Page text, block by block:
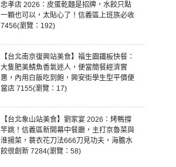
忠孝店 2026：皮蛋乾麵是招牌，水餃只點
一顆也可以，太貼心了！信義區上班族必收
7456(瀏覽：192)
【台北南京復興站美食】福生園鐵板快餐：
大隻肥美鯖魚香氣迷人，便當簡餐經濟實
惠，內用白飯吃到飽，興安街學生型平價便
當店 7155(瀏覽：17)
【台北象山站美食】劉家宴 2026：烤鴨撐
竿跳！信義區新開幕中餐廳，主打京魯菜與
淮揚菜，蓑衣花刀法666刀見功夫，海膽水
餃很創新 7284(瀏覽：58)